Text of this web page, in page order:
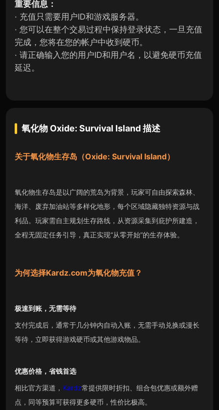
重要信息：
· 充值只需要用户ID和游戏服务器。
· 您可以在整个交易过程中保持登录状态，一旦充值
完成，您将在您的帐户中收到硬币。
· 请正确输入您的用户ID和用户名，以避免硬币充值
延迟。
氧化物 Oxide: Survival Island描述
关于氧化物生存岛（Oxide: Survival Island）
氧化物生存岛是以广阔的荒岛为背景，玩家可自由探索森林、
海洋、废弃加油站等多样化地形，每个区域隐藏独特资源与战
利品。玩家需自主规划生存路线，从资源采集到庇护所建造，
全程无固定任务引导，真正实现“从零开始”的生存体验。
为何选择Kardz.com为氧化物充值？
极速到账，无需等待
支付完成后，通常于几分钟内自动入账，无需手动兑换或漫长
等待，立即获得游戏硬币或其他游戏物品。
优惠价格，省钱首选
相比官方渠道， Kardz常提供限时折扣、组合包优惠或额外赠
点，同等预算可获得更多硬币，性价比极高。